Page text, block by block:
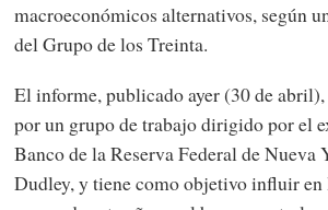
macroeconómicos alternativos, según
del Grupo de los Treinta.
El informe, publicado ayer (30 de
por un grupo de trabajo dirigido por el
Banco de la Reserva Federal de
Dudley, y tiene como objetivo influir